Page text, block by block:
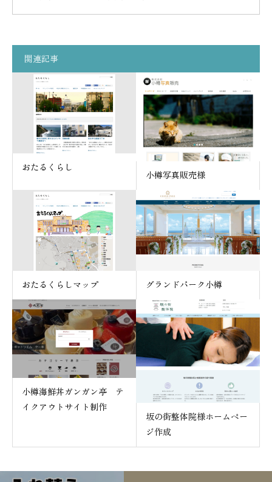
関連記事
おたるくらし
小樽写真販売様
おたるくらしマップ グランドパーク小樽
小樽海鮮丼ガンガン亭 テ
イクアウトサイト制作
坂の街整体院様ホームペー
ジ作成